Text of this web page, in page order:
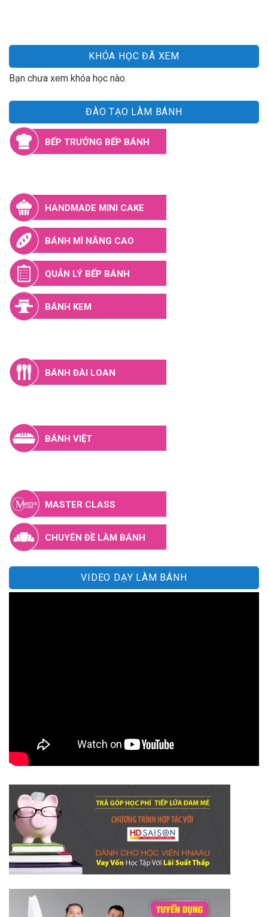
KHÓA HỌC ĐÃ XEM
Bạn chưa xem khóa học nào.
ĐÀO TẠO LÀM BÁNH
BẾP TRƯỞNG BẾP BÁNH
HANDMADE MINI CAKE
BÁNH MÌ NÂNG CAO
QUẢN LÝ BẾP BÁNH
BÁNH KEM
BÁNH ĐÀI LOAN
BÁNH VIỆT
MASTER CLASS
CHUYÊN ĐỀ LÀM BÁNH
VIDEO DẠY LÀM BÁNH